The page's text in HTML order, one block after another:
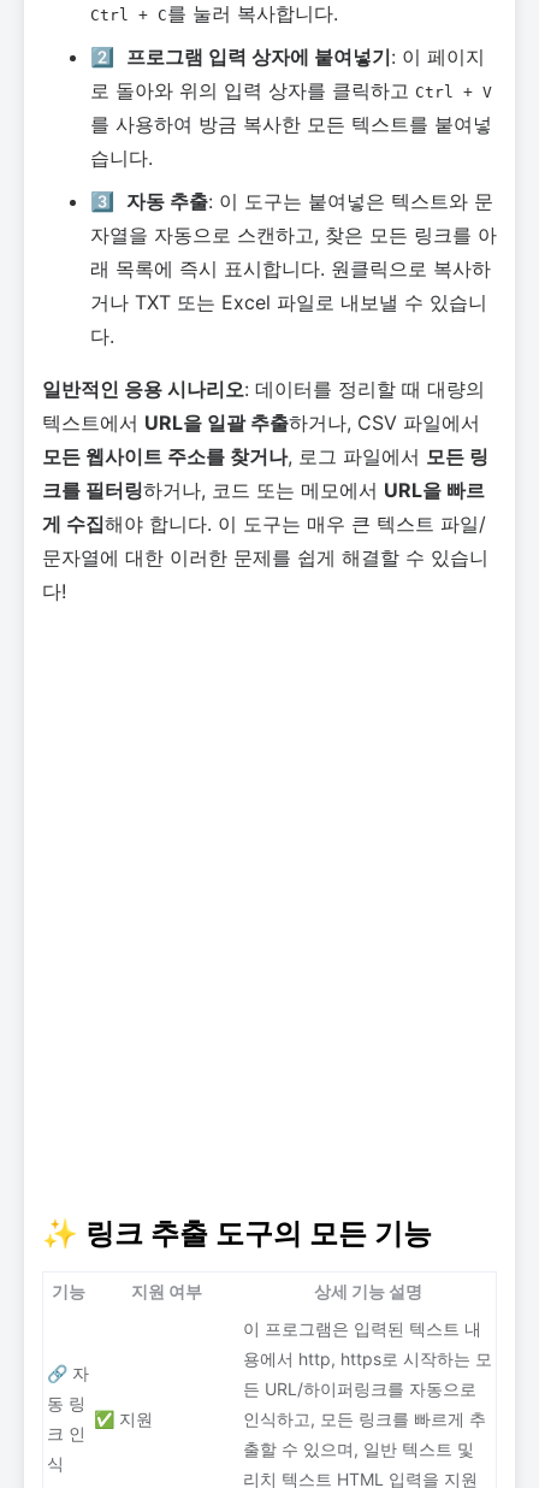
Ctrl + C를 눌러 복사합니다.
2️⃣
프로그램 입력 상자에 붙여넣기: 이 페이지
로 돌아와 위의 입력 상자를 클릭하고 Ctrl + V
를 사용하여 방금 복사한 모든 텍스트를 붙여넣
습니다.
3️⃣
자동 추출: 이 도구는 붙여넣은 텍스트와 문
자열을 자동으로 스캔하고, 찾은 모든 링크를 아
래 목록에 즉시 표시합니다. 원클릭으로 복사하
거나 TXT 또는 Excel 파일로 내보낼 수 있습니
다.
일반적인 응용 시나리오: 데이터를 정리할 때 대량의
텍스트에서 URL을 일괄 추출하거나, CSV 파일에서
모든 웹사이트 주소를 찾거나, 로그 파일에서 모든 링
크를 필터링하거나, 코드 또는 메모에서 URL을 빠르
게 수집해야 합니다. 이 도구는 매우 큰 텍스트 파일/
문자열에 대한 이러한 문제를 쉽게 해결할 수 있습니
다!
✨ 링크 추출 도구의 모든 기능
기능 지원 여부 상세 기능 설명
🔗 자
동 링
크 인
식
✅ 지원
이 프로그램은 입력된 텍스트 내
용에서 http, https로 시작하는 모
든 URL/하이퍼링크를 자동으로
인식하고, 모든 링크를 빠르게 추
출할 수 있으며, 일반 텍스트 및
리치 텍스트 HTML 입력을 지원